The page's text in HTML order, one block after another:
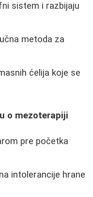
sistem i razbijaju
metoda za
ćelija koje se
o mezoterapiji
pre početka
intolerancije hrane